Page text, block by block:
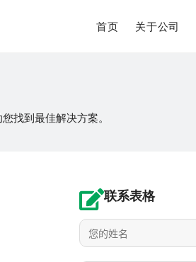
首页 关于公司
找到最佳解决方案。
联系表格